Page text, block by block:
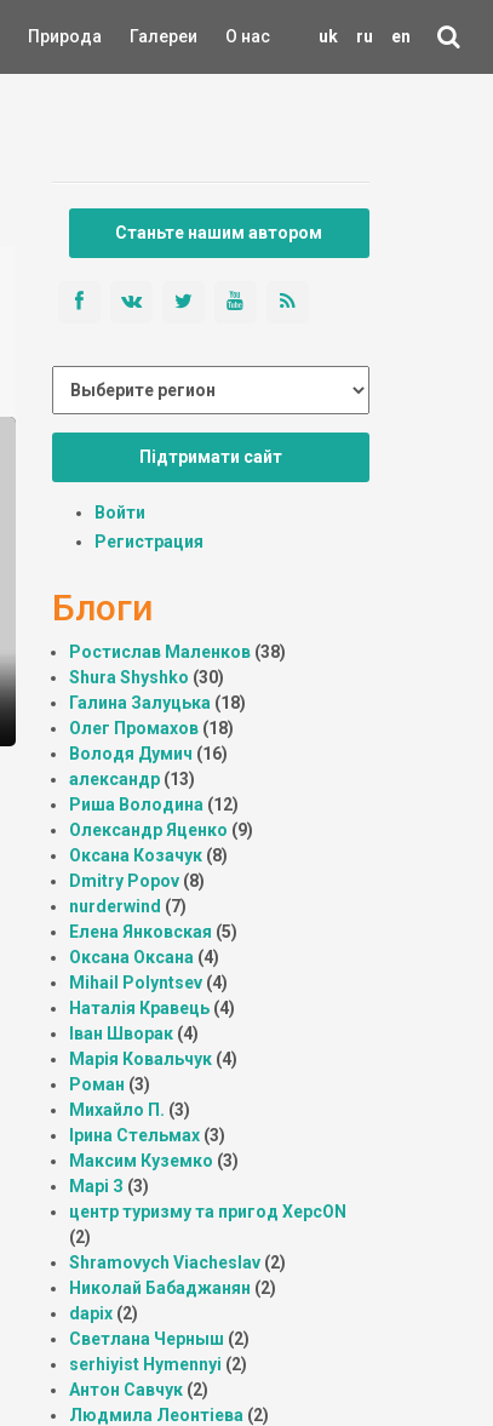
uk ru en
Природа Галереи О нас
Станьте нашим автором
Підтримати сайт
Войти
Регистрация
Блоги
Ростислав Маленков(38)
Shura Shyshko (30)
Галина Залуцька (18)
Олег Промахов(18)
Володя Думич (16)
александр(13)
Риша Володина (12)
Олександр Яценко (9)
Оксана Козачук(8)
Dmitry Popov(8)
nurderwind (7)
Елена Янковская (5)
Оксана Оксана (4)
Mihail Polyntsev(4)
Наталія Кравець(4)
Іван Шворак(4)
Марія Ковальчук(4)
Роман (3)
Михайло П. (3)
Ірина Стельмах(3)
Максим Куземко (3)
Марі З (3)
центр туризму та пригод ХерсON
(2)
Shramovych Viacheslav(2)
Николай Бабаджанян (2)
dapix(2)
Светлана Черныш (2)
serhiyist Hymennyi (2)
Антон Савчук(2)
Людмила Леонтіева (2)